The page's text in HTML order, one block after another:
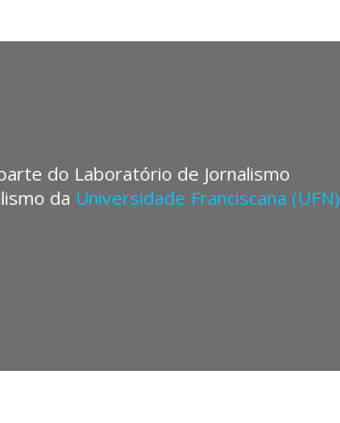
do Laboratório de Jornalismo
da Universidade Franciscana (UFN)